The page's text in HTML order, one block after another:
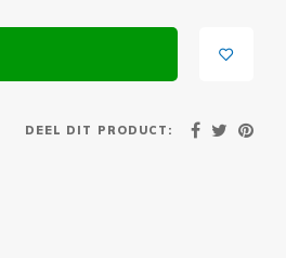
DEEL DIT PRODUCT: